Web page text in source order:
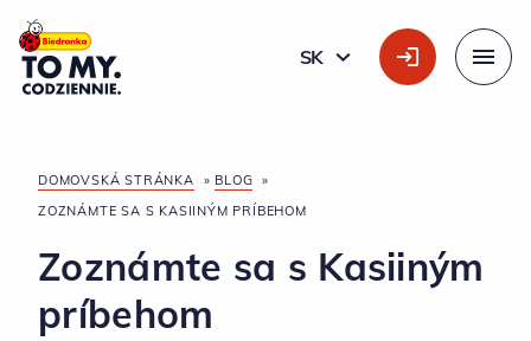
Hlavné logo
SK
SLOVÁK
DOMOVSKÁ STRÁNKA » BLOG »
ZOZNÁMTE SA S KASIINÝM PRÍBEHOM
Zoznámte sa s Kasiiným
príbehom